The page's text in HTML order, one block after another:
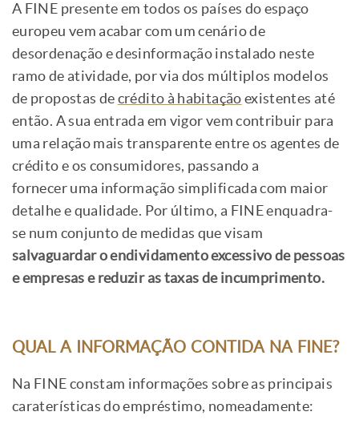
A FINE presente em todos os países do espaço
europeu vem acabar com um cenário de
desordenação e desinformação instalado neste
ramo de atividade, por via dos múltiplos modelos
de propostas de crédito à habitação existentes até
então. A sua entrada em vigor vem contribuir para
uma relação mais transparente entre os agentes de
crédito e os consumidores, passando a
fornecer uma informação simplificada com maior
detalhe e qualidade. Por último, a FINE enquadra-
se num conjunto de medidas que visam
salvaguardar o endividamento excessivo de pessoas
e empresas e reduzir as taxas de incumprimento.
QUAL A INFORMAÇÃO CONTIDA NA FINE?
Na FINE constam informações sobre as principais
caraterísticas do empréstimo, nomeadamente: